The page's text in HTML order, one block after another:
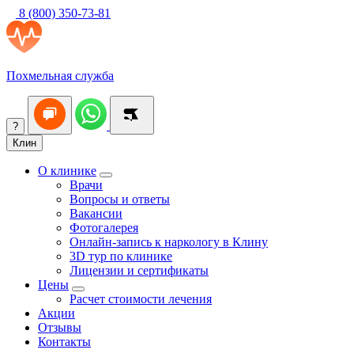
8 (800) 350-73-81
Похмельная служба
?
Клин
О клинике
Врачи
Вопросы и ответы
Вакансии
Фотогалерея
Онлайн-запись к наркологу в Клину
3D тур по клинике
Лицензии и сертификаты
Цены
Расчет стоимости лечения
Акции
Отзывы
Контакты